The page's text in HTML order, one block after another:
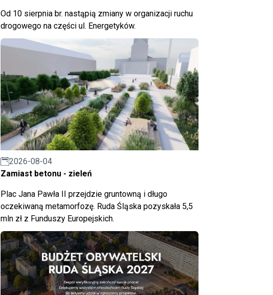
Od 10 sierpnia br. nastąpią zmiany w organizacji ruchu
drogowego na części ul. Energetyków.
2026-08-04
Zamiast betonu - zieleń
Plac Jana Pawła II przejdzie gruntowną i długo
oczekiwaną metamorfozę. Ruda Śląska pozyskała 5,5
mln zł z Funduszy Europejskich.